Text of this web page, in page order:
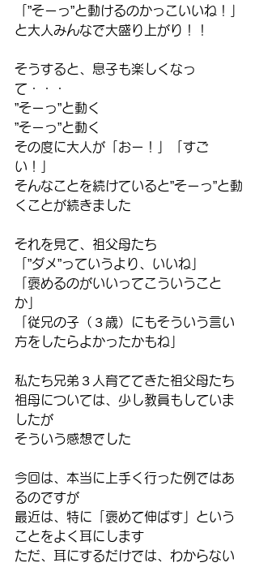
「”そーっ”と動けるのかっこいいね！」
と大人みんなで大盛り上がり！！
そうすると、息子も楽しくなっ
て・・・
”そーっ”と動く
”そーっ”と動く
その度に大人が「おー！」「すご
い！」
そんなことを続けていると”そーっ”と動
くことが続きました
それを見て、祖父母たち
「”ダメ”っていうより、いいね」
「褒めるのがいいってこういうこと
か」
「従兄の子（３歳）にもそういう言い
方をしたらよかったかもね」
私たち兄弟３人育ててきた祖父母たち
祖母については、少し教員もしていま
したが
そういう感想でした
今回は、本当に上手く行った例ではあ
るのですが
最近は、特に「褒めて伸ばす」という
ことをよく耳にします
ただ、耳にするだけでは、わからない